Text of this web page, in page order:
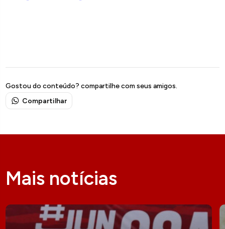
Gostou do conteúdo? compartilhe com seus amigos.
Compartilhar
Mais notícias